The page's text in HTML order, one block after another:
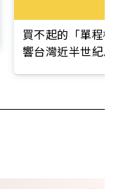
買不起的「單程
響台灣近半世紀